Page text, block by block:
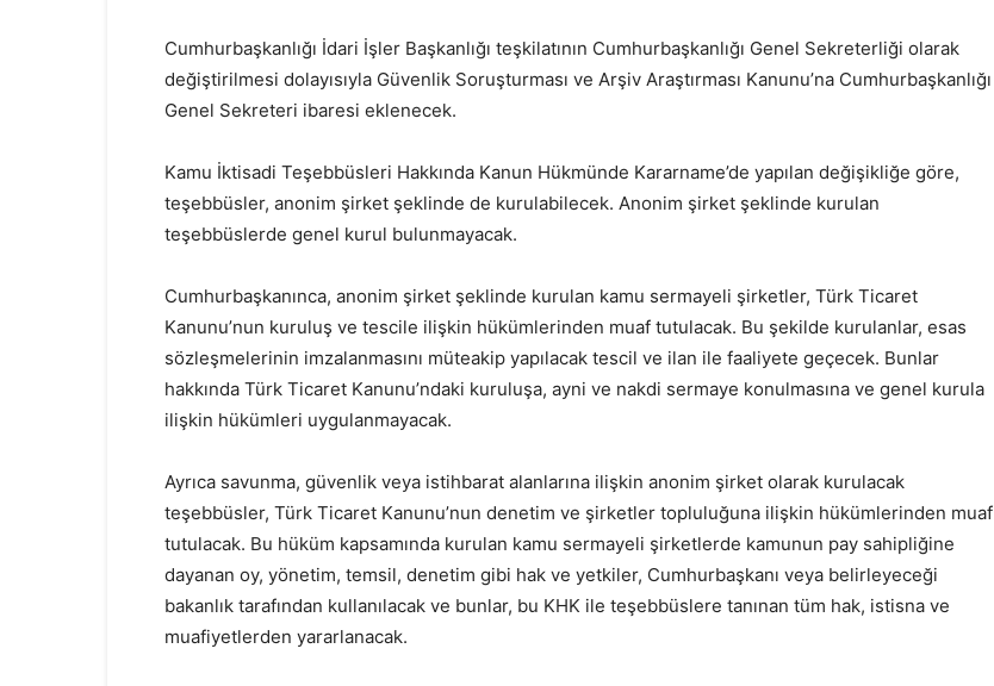
Cumhurbaşkanlığı İdari İşler Başkanlığı teşkilatının Cumhurbaşkanlığı Genel Sekreterliği olarak
değiştirilmesi dolayısıyla Güvenlik Soruşturması ve Arşiv Araştırması Kanunu’na Cumhurbaşkanlığı
Genel Sekreteri ibaresi eklenecek.
Kamu İktisadi Teşebbüsleri Hakkında Kanun Hükmünde Kararname’de yapılan değişikliğe göre,
teşebbüsler, anonim şirket şeklinde de kurulabilecek. Anonim şirket şeklinde kurulan
teşebbüslerde genel kurul bulunmayacak.
Cumhurbaşkanınca, anonim şirket şeklinde kurulan kamu sermayeli şirketler, Türk Ticaret
Kanunu’nun kuruluş ve tescile ilişkin hükümlerinden muaf tutulacak. Bu şekilde kurulanlar, esas
sözleşmelerinin imzalanmasını müteakip yapılacak tescil ve ilan ile faaliyete geçecek. Bunlar
hakkında Türk Ticaret Kanunu’ndaki kuruluşa, ayni ve nakdi sermaye konulmasına ve genel kurula
ilişkin hükümleri uygulanmayacak.
Ayrıca savunma, güvenlik veya istihbarat alanlarına ilişkin anonim şirket olarak kurulacak
teşebbüsler, Türk Ticaret Kanunu’nun denetim ve şirketler topluluğuna ilişkin hükümlerinden muaf
tutulacak. Bu hüküm kapsamında kurulan kamu sermayeli şirketlerde kamunun pay sahipliğine
dayanan oy, yönetim, temsil, denetim gibi hak ve yetkiler, Cumhurbaşkanı veya belirleyeceği
bakanlık tarafından kullanılacak ve bunlar, bu KHK ile teşebbüslere tanınan tüm hak, istisna ve
muafiyetlerden yararlanacak.